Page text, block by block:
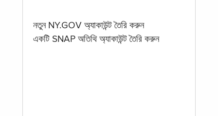
নতুন NY.GOV অ্যাকাউন্ট তৈরি করুন
একটি SNAP অতিথি অ্যাকাউন্ট তৈরি করুন